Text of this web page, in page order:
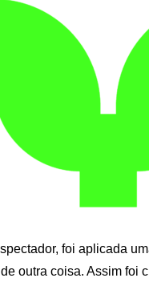
foi aplicada
outra coisa. Assim